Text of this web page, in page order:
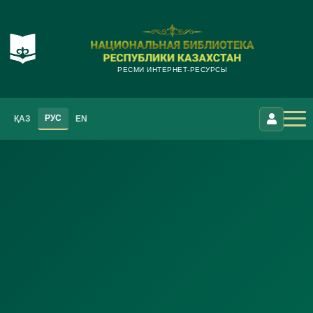
РЕСМИ ИНТЕРНЕТ-РЕСУРСЫ
ҚАЗ РУС EN